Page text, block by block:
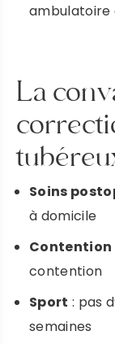
ambulatoire
La
Soins
à domicile
Contention
contention
Sport : pas
semaines